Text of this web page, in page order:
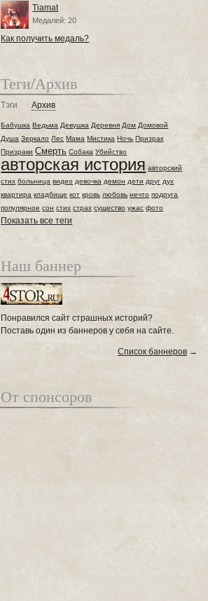
Tiamat
Медалей: 20
Как получить медаль?
Теги/Архив
Тэги Архив
Бабушка Ведьма Девушка Деревня Дом Домовой
Душа Зеркало Лес Мама Мистика Ночь Призрак
Призраки Смерть Собака Убийство
авторская история авторский
стих больница видео девочка демон дети друг дух
квартира кладбище кот кровь любовь нечто подруга
популярное сон стих страх существо ужас фото
Показать все теги
Наш баннер
Понравился сайт страшных историй?
Поставь один из баннеров у себя на сайте.
Список баннеров →
От спонсоров